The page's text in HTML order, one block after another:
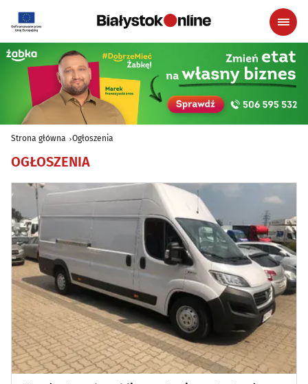
Strona główna Ogłoszenia
OGŁOSZENIA